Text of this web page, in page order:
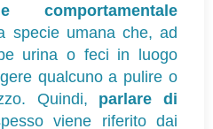
comportamentale
specie umana che, ad
urina o feci in luogo
qualcuno a pulire o
Quindi, parlare di
viene riferito dai